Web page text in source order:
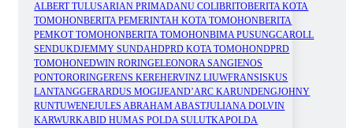
ALBERT TULUSARIAN PRIMADANU COLIBRITOBERITA KOTA
TOMOHONBERITA PEMERINTAH KOTA TOMOHONBERITA
PEMKOT TOMOHONBERITA TOMOHONBIMA PUSUNGCAROLL
SENDUKDJEMMY SUNDAHDPRD KOTA TOMOHONDPRD
TOMOHONEDWIN RORINGELEONORA SANGIENOS
PONTORORINGERENS KEREHERVINZ LIUWFRANSISKUS
LANTANGGERARDUS MOGIJEAND’ARC KARUNDENGJOHNY
RUNTUWENEJULES ABRAHAM ABASTJULIANA DOLVIN
KARWURKABID HUMAS POLDA SULUTKAPOLDA